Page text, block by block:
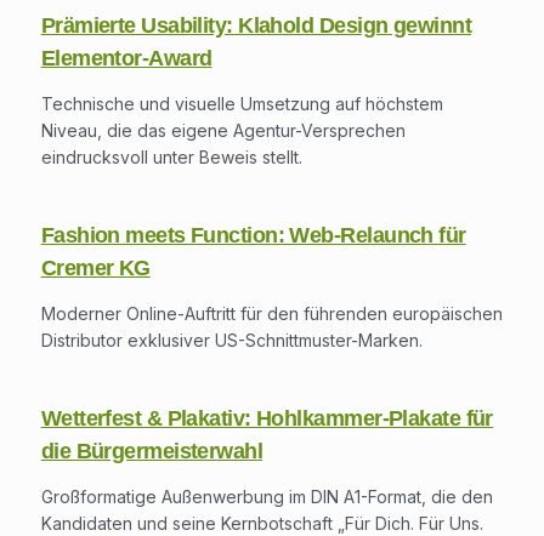
Prämierte Usability: Klahold Design gewinnt
Elementor-Award
Technische und visuelle Umsetzung auf höchstem
Niveau, die das eigene Agentur-Versprechen
eindrucksvoll unter Beweis stellt.
Fashion meets Function: Web-Relaunch für
Cremer KG
Moderner Online-Auftritt für den führenden europäischen
Distributor exklusiver US-Schnittmuster-Marken.
Wetterfest & Plakativ: Hohlkammer-Plakate für
die Bürgermeisterwahl
Großformatige Außenwerbung im DIN A1-Format, die den
Kandidaten und seine Kernbotschaft „Für Dich. Für Uns.